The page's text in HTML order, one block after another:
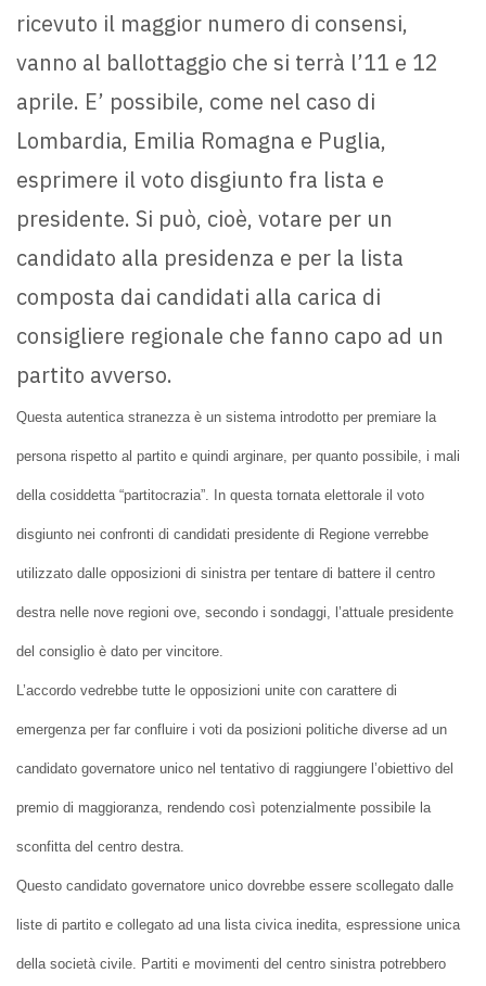
ricevuto il maggior numero di consensi,
vanno al ballottaggio che si terrà l’11 e 12
aprile. E’ possibile, come nel caso di
Lombardia, Emilia Romagna e Puglia,
esprimere il voto disgiunto fra lista e
presidente. Si può, cioè, votare per un
candidato alla presidenza e per la lista
composta dai candidati alla carica di
consigliere regionale che fanno capo ad un
partito avverso.
Questa autentica stranezza è un sistema introdotto per premiare la
persona rispetto al partito e quindi arginare, per quanto possibile, i mali
della cosiddetta “partitocrazia”. In questa tornata elettorale il voto
disgiunto nei confronti di candidati presidente di Regione verrebbe
utilizzato dalle opposizioni di sinistra per tentare di battere il centro
destra nelle nove regioni ove, secondo i sondaggi, l’attuale presidente
del consiglio è dato per vincitore.
L’accordo vedrebbe tutte le opposizioni unite con carattere di
emergenza per far confluire i voti da posizioni politiche diverse ad un
candidato governatore unico nel tentativo di raggiungere l’obiettivo del
premio di maggioranza, rendendo così potenzialmente possibile la
sconfitta del centro destra.
Questo candidato governatore unico dovrebbe essere scollegato dalle
liste di partito e collegato ad una lista civica inedita, espressione unica
della società civile. Partiti e movimenti del centro sinistra potrebbero